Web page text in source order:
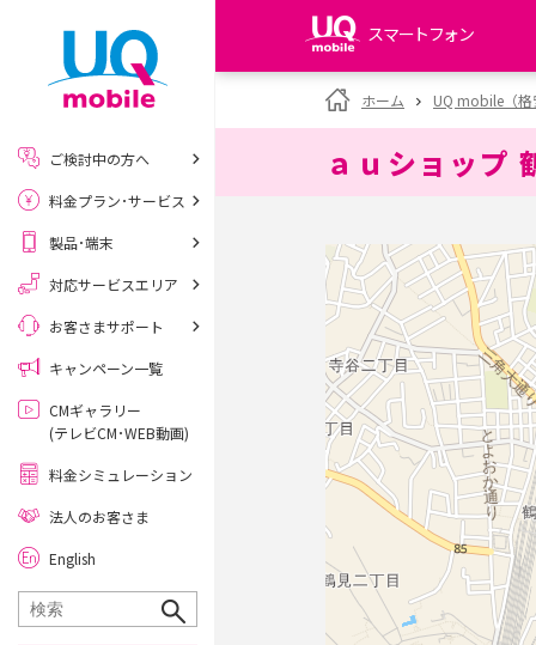
スマートフォン
my UQ WiMAX
UQ WiMAX ご契約の方
My UQ mobile
UQ mobile
データチャージサイト
ホーム UQ mobile（
ａｕショップ
ご検討中の方へ
料金プラン･サービス
製品･端末
対応サービスエリア
お客さまサポート
キャンペーン一覧
CMギャラリー
(テレビCM･WEB動画)
料金シミュレーション
法人のお客さま
English